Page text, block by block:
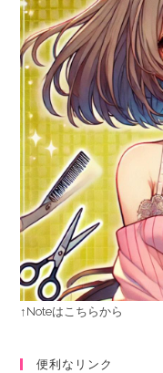
↑Noteはこちらから
便利なリンク